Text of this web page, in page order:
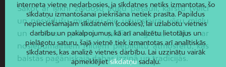
Sākot ar lekni ziedošu augu pasauli, karstu tveici
un nosvīdušu muguru pie ugunskura, vēsu miglu
un rasas pilienu pildītu gaisu, līdz ar
noslēpumainiem mītiem piepildītu atmosfēru, kas
balstās pagāniskajā dabas izziņā un tradīcijās.
interneta vietne nedarbosies, ja sīkdatnes netiks izmantotas, šo
sīkdatņu izmantošanai piekrišana netiek prasīta. Papildus
nepieciešamajām sīkdatnēm (cookies), lai uzlabotu vietnes
darbību un pakalpojumus, kā arī analizētu lietotājus un
pielāgotu saturu, šajā vietnē tiek izmantotas arī analītiskās
sīkdatnes, kas analizē vietnes darbību. Lai uzzinātu vairāk
apmeklējietsīkdatņusadaļu.